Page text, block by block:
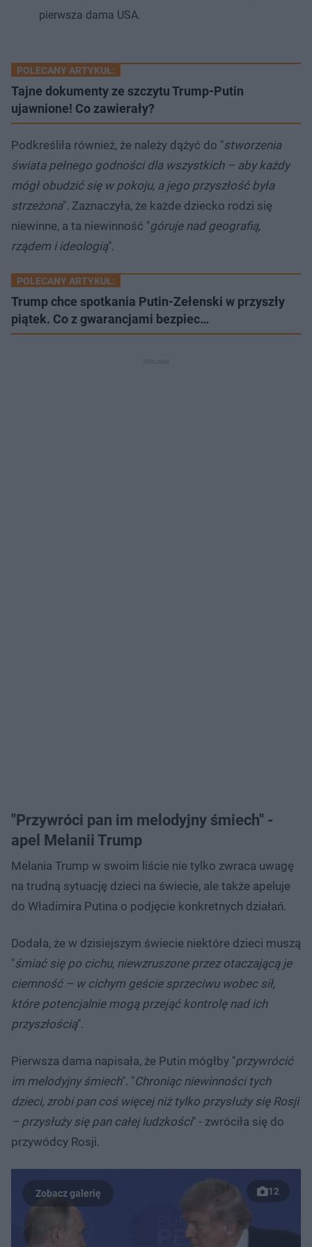
pierwsza dama USA.
POLECANY ARTYKUŁ:
Tajne dokumenty ze szczytu Trump-Putin
ujawnione! Co zawierały?
Podkreśliła również, że należy dążyć do "stworzenia
świata pełnego godności dla wszystkich – aby każdy
mógł obudzić się w pokoju, a jego przyszłość była
strzeżona". Zaznaczyła, że każde dziecko rodzi się
niewinne, a ta niewinność "góruje nad geografią,
rządem i ideologią".
POLECANY ARTYKUŁ:
Trump chce spotkania Putin-Zełenski w przyszły
piątek. Co z gwarancjami bezpiec…
"Przywróci pan im melodyjny śmiech" -
apel Melanii Trump
Melania Trump w swoim liście nie tylko zwraca uwagę
na trudną sytuację dzieci na świecie, ale także apeluje
do Władimira Putina o podjęcie konkretnych działań.
Dodała, że w dzisiejszym świecie niektóre dzieci muszą
"śmiać się po cichu, niewzruszone przez otaczającą je
ciemność – w cichym geście sprzeciwu wobec sił,
które potencjalnie mogą przejąć kontrolę nad ich
przyszłością".
Pierwsza dama napisała, że Putin mógłby "przywrócić
im melodyjny śmiech". "Chroniąc niewinności tych
dzieci, zrobi pan coś więcej niż tylko przysłuży się Rosji
– przysłuży się pan całej ludzkości" - zwróciła się do
przywódcy Rosji.
12